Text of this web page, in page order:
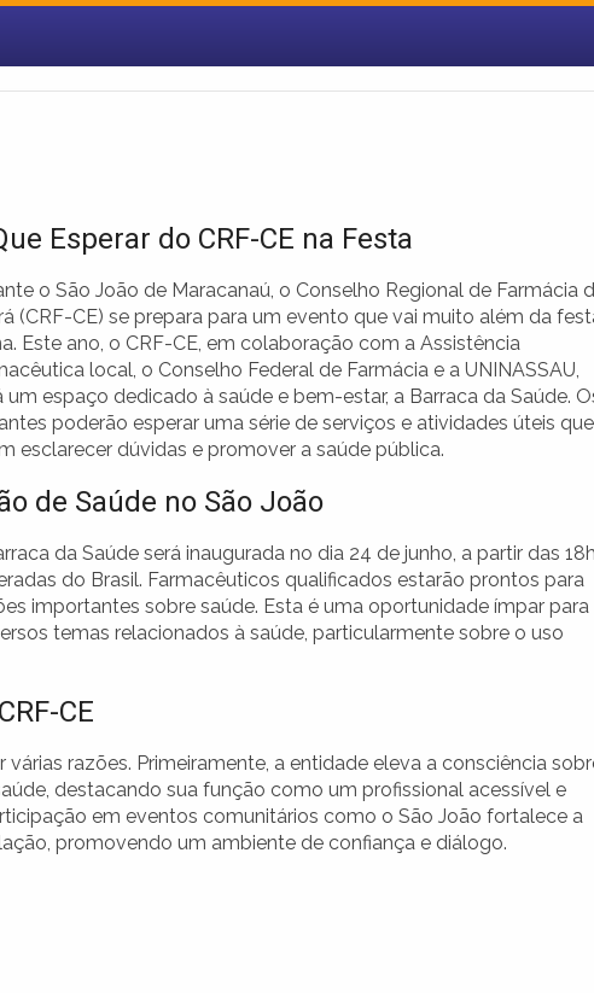
Esperar do CRF-CE na Festa
o São João de Maracanaú, o Conselho Regional de Farmácia
(CRF-CE) se prepara para um evento que vai muito além da
Este ano, o CRF-CE, em colaboração com a Assistência
local, o Conselho Federal de Farmácia e a UNINASSAU,
um espaço dedicado à saúde e bem-estar, a Barraca da Saúde.
poderão esperar uma série de serviços e atividades úteis que
esclarecer dúvidas e promover a saúde pública.
de Saúde no São João
da Saúde será inaugurada no dia 24 de junho, a partir das
do Brasil. Farmacêuticos qualificados estarão prontos para
importantes sobre saúde. Esta é uma oportunidade ímpar para
temas relacionados à saúde, particularmente sobre o uso
CE
razões. Primeiramente, a entidade eleva a consciência
destacando sua função como um profissional acessível e
em eventos comunitários como o São João fortalece a
promovendo um ambiente de confiança e diálogo.